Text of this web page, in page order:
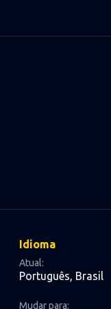
Idioma
Atual:
Português, Brasil
Mudar para: